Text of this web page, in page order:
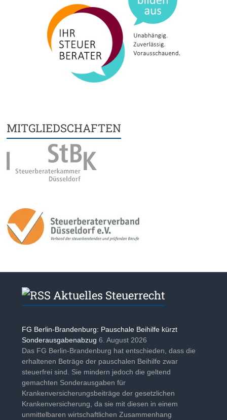
MITGLIEDSCHAFTEN
Aktuelles Steuerrecht
FG Berlin-Brandenburg: Pauschale Beihilfe kürzt
Sonderausgabenabzug 6. August 2026
Das FG Berlin-Brandenburg hat entschieden, dass die
erhaltenen Beträge der pauschalen Beihilfe zwar
steuerfrei sind. Sie mindern jedoch die geltend
gemachten Sonderausgaben für
Krankenversicherungsbeiträge der gesetzlichen
Krankenversicherung, da sie mit diesen in einem
unmittelbaren wirtschaftlichen Zusammenhang